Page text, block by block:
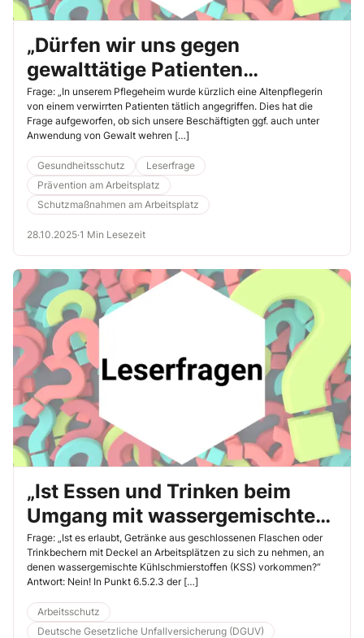
„Dürfen wir uns gegen
gewalttätige Patienten
körperlich wehren?“
Frage: „In unserem Pflegeheim wurde kürzlich eine Altenpflegerin
von einem verwirrten Patienten tätlich angegriffen. Dies hat die
Frage aufgeworfen, ob sich unsere Beschäftigten ggf. auch unter
Anwendung von Gewalt wehren […]
Gesundheitsschutz
Leserfrage
Prävention am Arbeitsplatz
Schutzmaßnahmen am Arbeitsplatz
28.10.2025·1 Min Lesezeit
„Ist Essen und Trinken beim
Umgang mit wassergemischten
Kühlschmierstoffen erlaubt?“
Frage: „Ist es erlaubt, Getränke aus geschlossenen Flaschen oder
Trinkbechern mit Deckel an Arbeitsplätzen zu sich zu nehmen, an
denen wassergemischte Kühlschmierstoffen (KSS) vorkommen?“
Antwort: Nein! In Punkt 6.5.2.3 der […]
Arbeitsschutz
Deutsche Gesetzliche Unfallversicherung (DGUV)